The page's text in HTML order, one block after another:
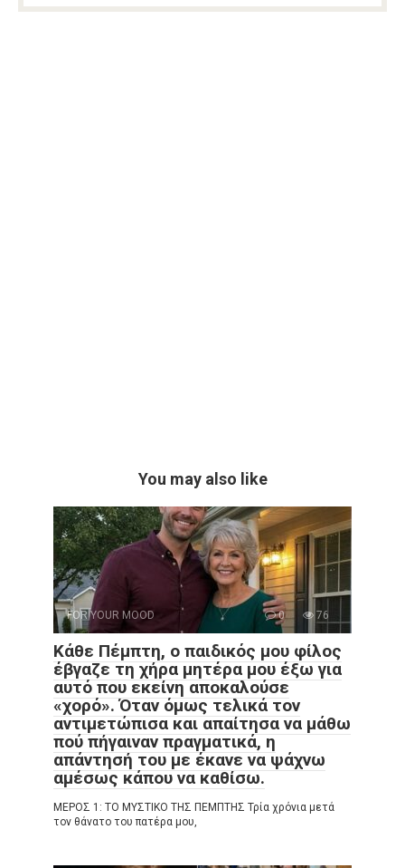
You may also like
FOR YOUR MOOD 0 76
Κάθε Πέμπτη, ο παιδικός μου φίλος
έβγαζε τη χήρα μητέρα μου έξω για
αυτό που εκείνη αποκαλούσε
«χορό». Όταν όμως τελικά τον
αντιμετώπισα και απαίτησα να μάθω
πού πήγαιναν πραγματικά, η
απάντησή του με έκανε να ψάχνω
αμέσως κάπου να καθίσω.
ΜΕΡΟΣ 1: ΤΟ ΜΥΣΤΙΚΟ ΤΗΣ ΠΕΜΠΤΗΣ Τρία χρόνια μετά
τον θάνατο του πατέρα μου,